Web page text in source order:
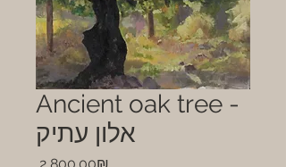
Ancient oak tree -
אלון עתיק